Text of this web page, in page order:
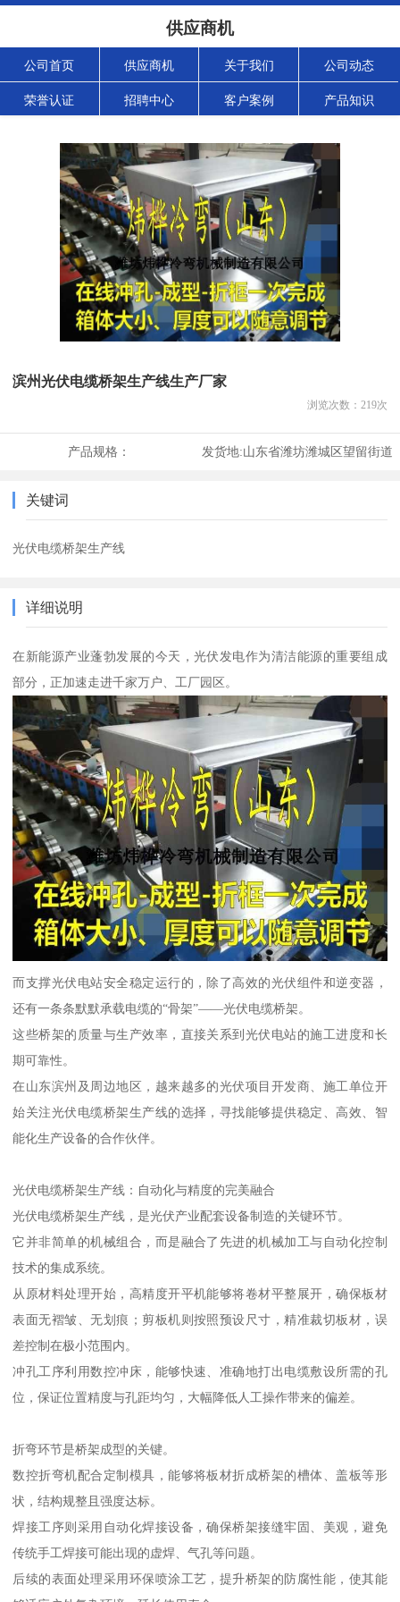
供应商机
公司首页 供应商机 关于我们 公司动态
荣誉认证 招聘中心 客户案例 产品知识
滨州光伏电缆桥架生产线生产厂家
浏览次数： 219次
产品规格： 发货地:山东省潍坊潍城区望留街道
关键词
光伏电缆桥架生产线
详细说明
在新能源产业蓬勃发展的今天，光伏发电作为清洁能源的重要组成
部分，正加速走进千家万户、工厂园区。
而支撑光伏电站安全稳定运行的，除了高效的光伏组件和逆变器，
还有一条条默默承载电缆的“骨架”——光伏电缆桥架。
这些桥架的质量与生产效率，直接关系到光伏电站的施工进度和长
期可靠性。
在山东滨州及周边地区，越来越多的光伏项目开发商、施工单位开
始关注光伏电缆桥架生产线的选择，寻找能够提供稳定、高效、智
能化生产设备的合作伙伴。
光伏电缆桥架生产线：自动化与精度的完美融合
光伏电缆桥架生产线，是光伏产业配套设备制造的关键环节。
它并非简单的机械组合，而是融合了先进的机械加工与自动化控制
技术的集成系统。
从原材料处理开始，高精度开平机能够将卷材平整展开，确保板材
表面无褶皱、无划痕；剪板机则按照预设尺寸，精准裁切板材，误
差控制在极小范围内。
冲孔工序利用数控冲床，能够快速、准确地打出电缆敷设所需的孔
位，保证位置精度与孔距均匀，大幅降低人工操作带来的偏差。
折弯环节是桥架成型的关键。
数控折弯机配合定制模具，能够将板材折成桥架的槽体、盖板等形
状，结构规整且强度达标。
焊接工序则采用自动化焊接设备，确保桥架接缝牢固、美观，避免
传统手工焊接可能出现的虚焊、气孔等问题。
后续的表面处理采用环保喷涂工艺，提升桥架的防腐性能，使其能